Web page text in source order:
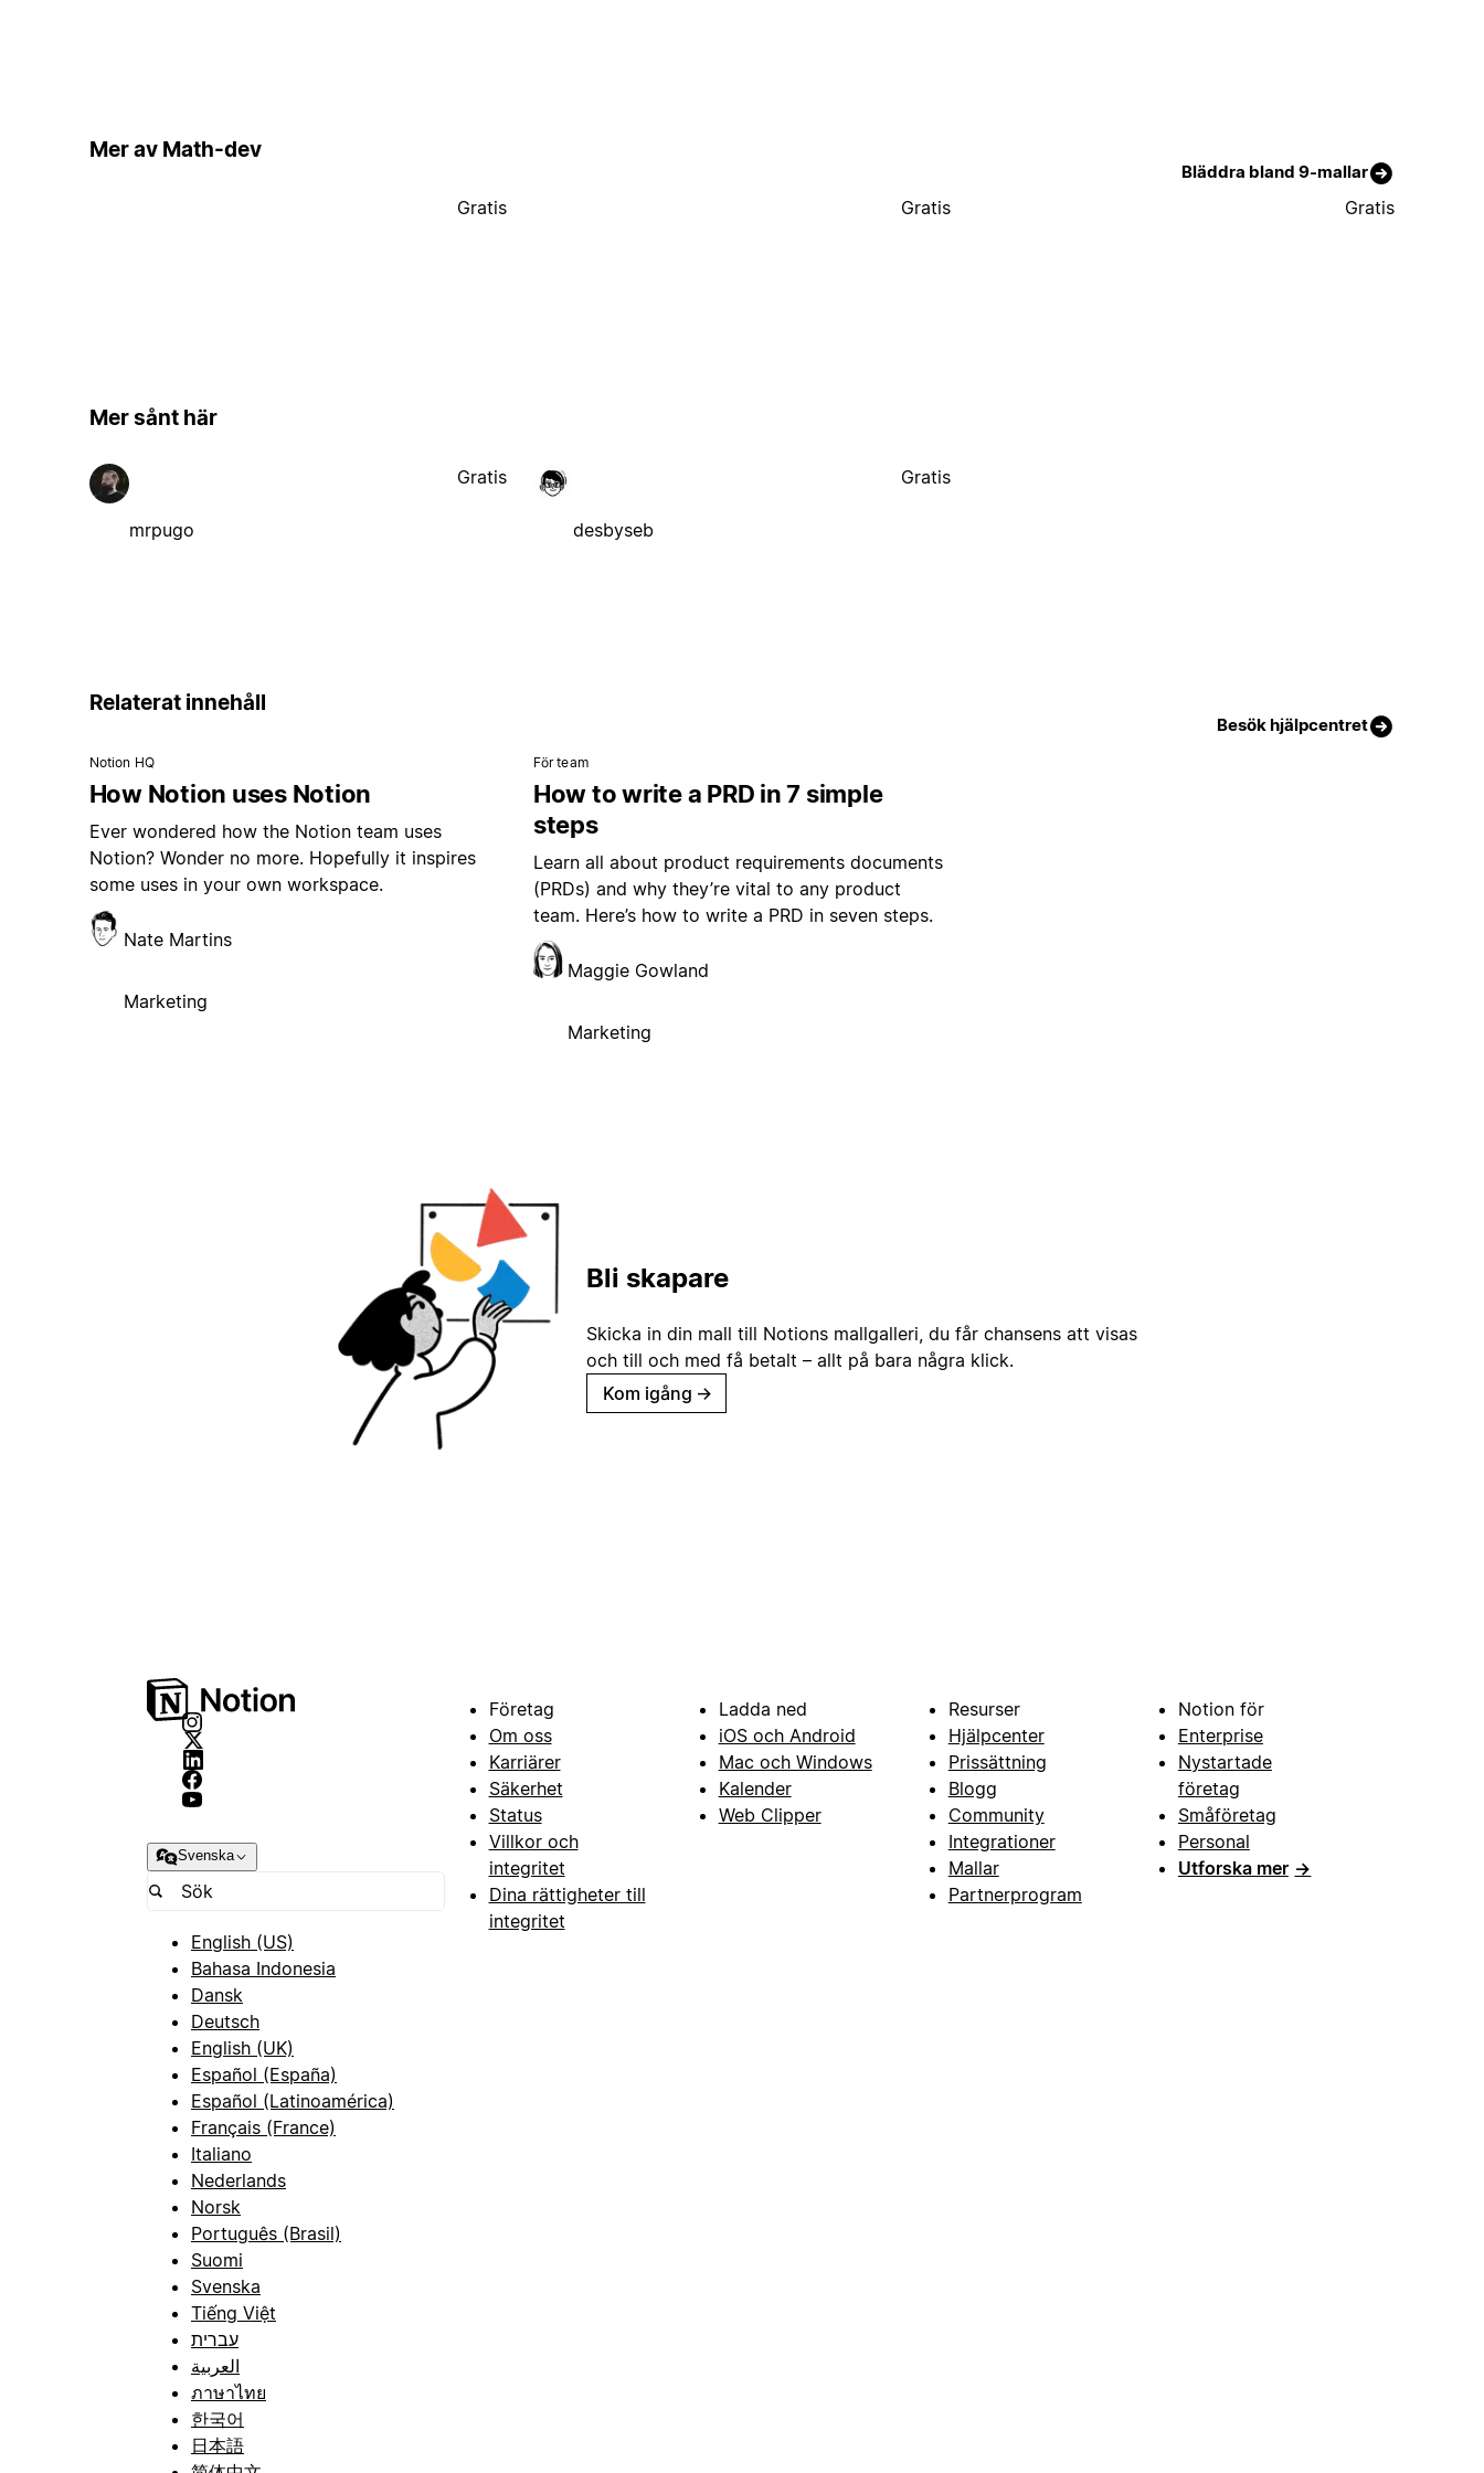
Mer av Math-dev
Bläddra bland 9-mallar
Gratis Gratis Gratis
Mer sånt här
mrpugo
Gratis
desbyseb
Gratis
Relaterat innehåll
Besök hjälpcentret
Notion HQ
How Notion uses Notion
Ever wondered how the Notion team uses
Notion? Wonder no more. Hopefully it inspires
some uses in your own workspace.
Nate Martins
Marketing
För team
How to write a PRD in 7 simple
steps
Learn all about product requirements documents
(PRDs) and why they’re vital to any product
team. Here’s how to write a PRD in seven steps.
Maggie Gowland
Marketing
Bli skapare
Skicka in din mall till Notions mallgalleri, du får chansens att visas
och till och med få betalt – allt på bara några klick.
Kom igång →
Svenska
English (US)
Bahasa Indonesia
Dansk
Deutsch
English (UK)
Español (España)
Español (Latinoamérica)
Français (France)
Italiano
Nederlands
Norsk
Português (Brasil)
Suomi
Svenska
Tiếng Việt
עברית
العربية
ภาษาไทย
한국어
日本語
Företag
Om oss
Karriärer
Säkerhet
Status
Villkor och
integritet
Dina rättigheter till
integritet
Ladda ned
iOS och Android
Mac och Windows
Kalender
Web Clipper
Resurser
Hjälpcenter
Prissättning
Blogg
Community
Integrationer
Mallar
Partnerprogram
Notion för
Enterprise
Nystartade
företag
Småföretag
Personal
Utforska mer →